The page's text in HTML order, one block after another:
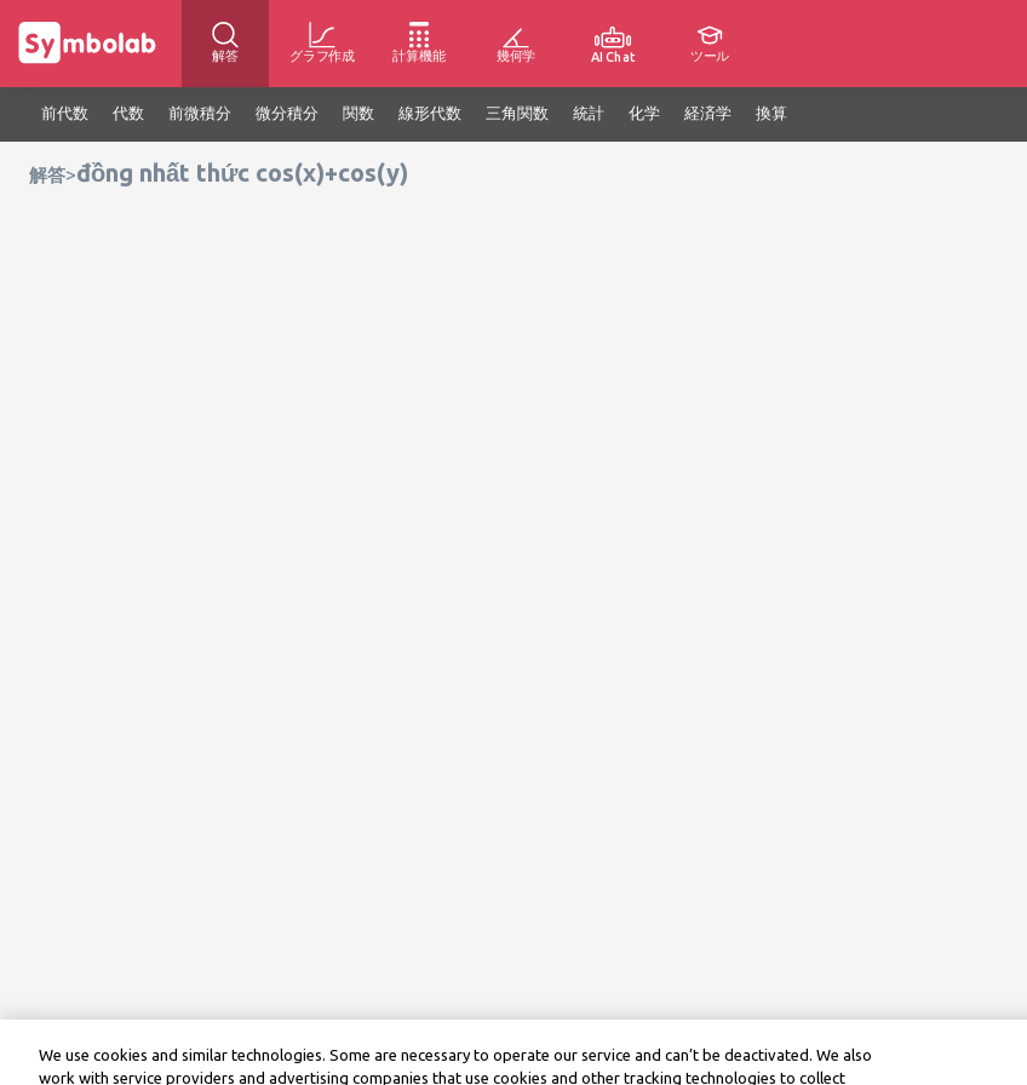
解答 グラフ作成 計算機能 幾何学 AI Chat ツール
前代数 代数 前微積分 微分積分 関数 線形代数 三角関数 統計 化学 経済学 換算
解答>đồng nhất thức cos(x)+cos(y)
We use cookies and similar technologies. Some are necessary to operate our service and can’t be deactivated. We also
work with service providers and advertising companies that use cookies and other tracking technologies to collect